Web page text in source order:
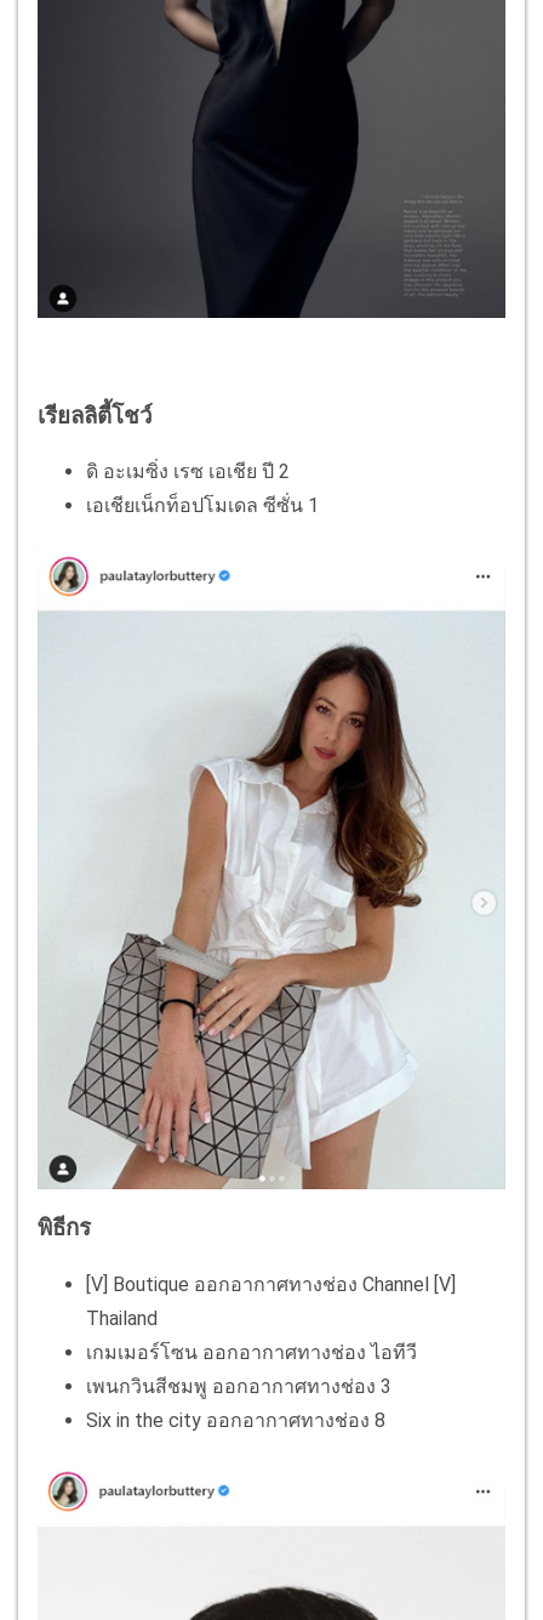
เรียลลิตี้โชว์
ดิ อะเมซิ่ง เรซ เอเชีย ปี 2
เอเชียเน็กท็อปโมเดล ซีซั่น 1
พิธีกร
[V] Boutique ออกอากาศทางช่อง Channel [V]
Thailand
เกมเมอร์โซน ออกอากาศทางช่อง ไอทีวี
เพนกวินสีชมพู ออกอากาศทางช่อง 3
Six in the city ออกอากาศทางช่อง 8